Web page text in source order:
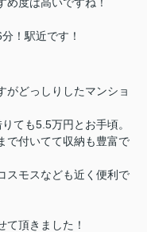
！駅近です！
がどっしりしたマンショ
ても5.5万円とお手頃。
で付いてて収納も豊富で
スモスなども近く便利で
て頂きました！